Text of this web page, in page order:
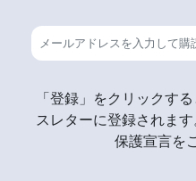
「登録」をクリックす
スレターに登録されま
保護宣言を